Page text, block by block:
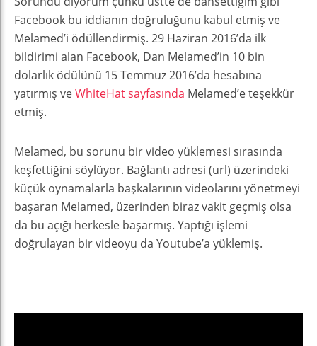
Facebook bu iddianın doğruluğunu kabul etmiş ve
Melamed’i ödüllendirmiş. 29 Haziran 2016’da ilk
bildirimi alan Facebook, Dan Melamed’in 10 bin
dolarlık ödülünü 15 Temmuz 2016’da hesabına
yatırmış veWhiteHat sayfasında Melamed’e teşekkür
etmiş.
Melamed, bu sorunu bir video yüklemesi sırasında
keşfettiğini söylüyor. Bağlantı adresi (url) üzerindeki
küçük oynamalarla başkalarının videolarını yönetmeyi
başaran Melamed, üzerinden biraz vakit geçmiş olsa
da bu açığı herkesle başarmış. Yaptığı işlemi
doğrulayan bir videoyu da Youtube’a yüklemiş.